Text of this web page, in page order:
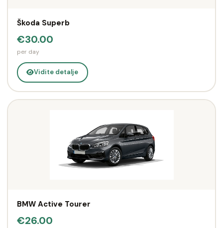
Škoda Superb
€30.00
per day
Vidite detalje
BMW Active Tourer
€26.00